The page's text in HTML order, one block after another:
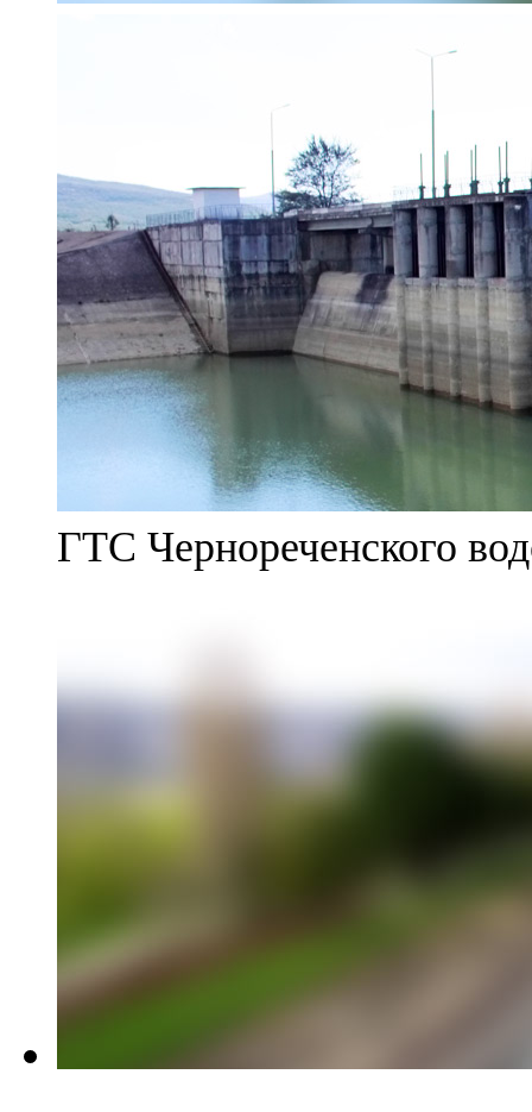
ГТС Чернореченского